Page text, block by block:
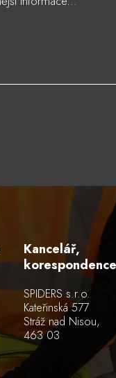
Kancelář,
korespondence
SPIDERS s.r.o.
Kateřinská 577
Stráž nad Nisou,
463 03